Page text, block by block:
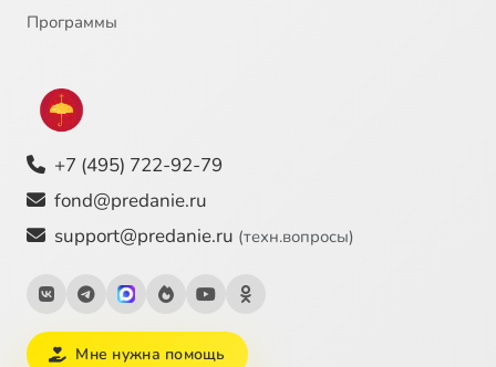
Программы
+7 (495) 722-92-79
fond@predanie.ru
support@predanie.ru (техн.вопросы)
Мне нужна помощь